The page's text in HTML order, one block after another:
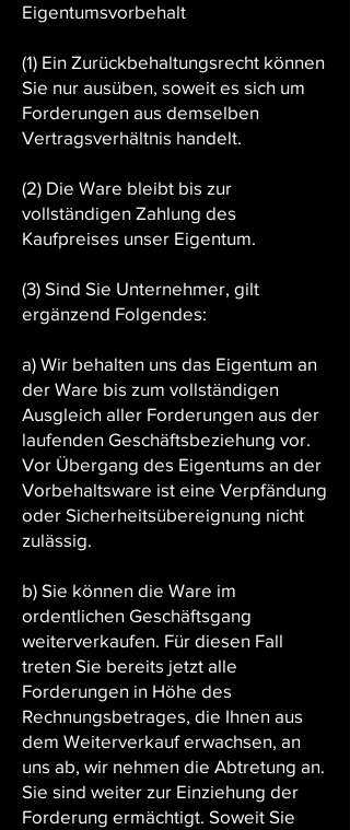
Eigentumsvorbehalt
(1) Ein Zurückbehaltungsrecht können
Sie nur ausüben, soweit es sich um
Forderungen aus demselben
Vertragsverhältnis handelt.
(2) Die Ware bleibt bis zur
vollständigen Zahlung des
Kaufpreises unser Eigentum.
(3) Sind Sie Unternehmer, gilt
ergänzend Folgendes:
a) Wir behalten uns das Eigentum an
der Ware bis zum vollständigen
Ausgleich aller Forderungen aus der
laufenden Geschäftsbeziehung vor.
Vor Übergang des Eigentums an der
Vorbehaltsware ist eine Verpfändung
oder Sicherheitsübereignung nicht
zulässig.
b) Sie können die Ware im
ordentlichen Geschäftsgang
weiterverkaufen. Für diesen Fall
treten Sie bereits jetzt alle
Forderungen in Höhe des
Rechnungsbetrages, die Ihnen aus
dem Weiterverkauf erwachsen, an
uns ab, wir nehmen die Abtretung an.
Sie sind weiter zur Einziehung der
Forderung ermächtigt. Soweit Sie